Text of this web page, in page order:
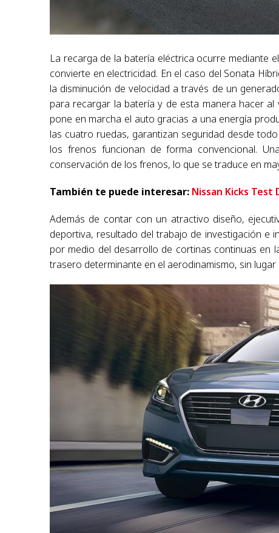
La recarga de la batería eléctrica ocurre mediante
convierte en electricidad. En el caso del Sonata
la disminución de velocidad a través de un
para recargar la batería y de esta manera hacer
pone en marcha el auto gracias a una energía
las cuatro ruedas, garantizan seguridad desde
los frenos funcionan de forma convencional.
conservación de los frenos, lo que se traduce en
También te puede interesar: Nissan Kicks Test
Además de contar con un atractivo diseño,
deportiva, resultado del trabajo de investigación e
por medio del desarrollo de cortinas continuas en
trasero determinante en el aerodinamismo, sin